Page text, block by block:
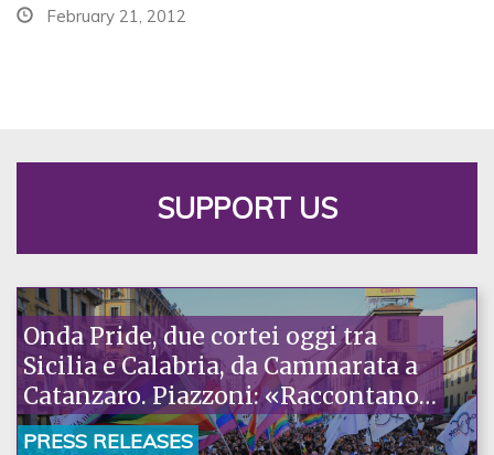
February 21, 2012
SUPPORT US
Onda Pride, due cortei oggi tra
Sicilia e Calabria, da Cammarata a
Catanzaro. Piazzoni: «Raccontano
la nostra ostinazione»
PRESS RELEASES